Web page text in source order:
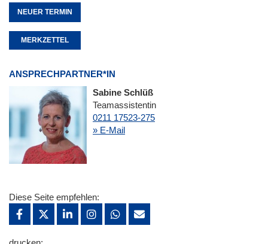
NEUER TERMIN
MERKZETTEL
ANSPRECHPARTNER*IN
Sabine Schlüß
Teamassistentin
0211 17523-275
» E-Mail
Diese Seite empfehlen: